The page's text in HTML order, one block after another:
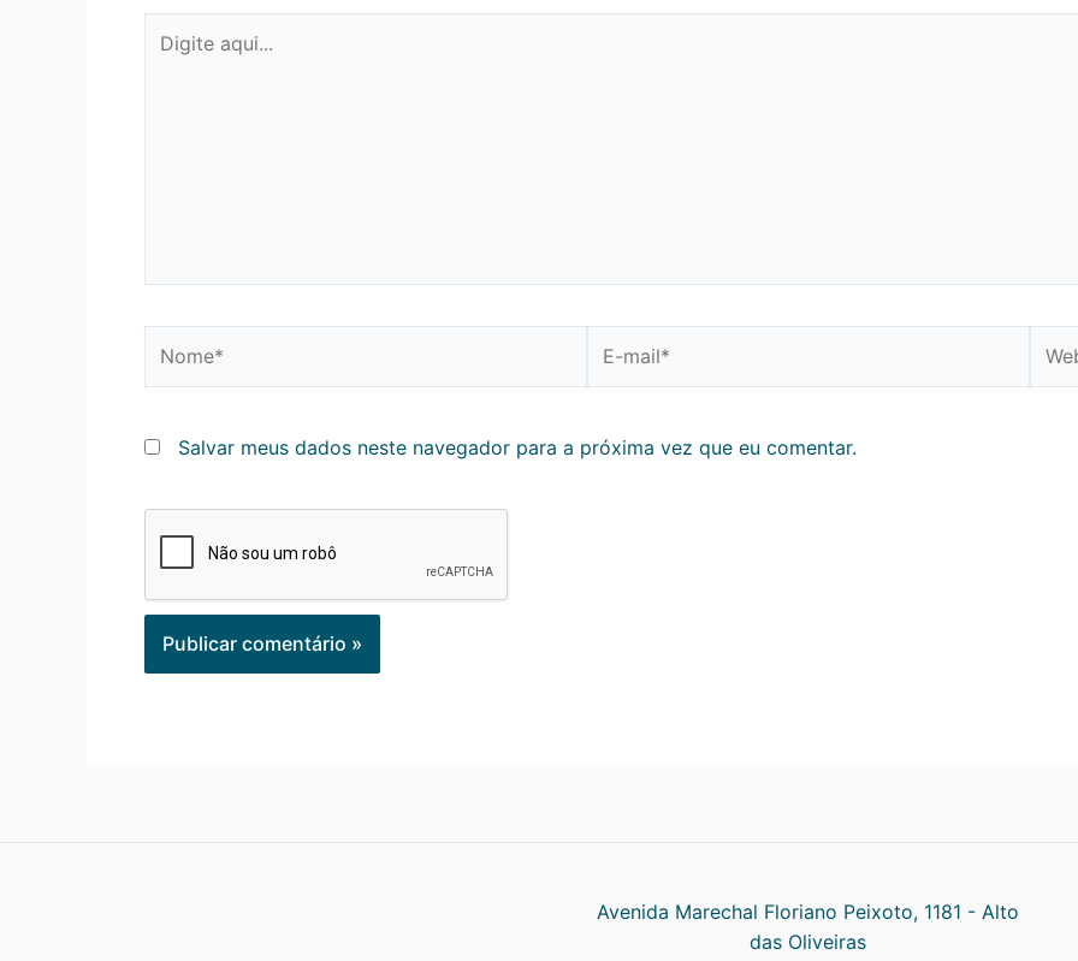
aqui...
mail*
Salvar meus dados neste navegador para a próxima vez que eu comentar.
Avenida Marechal Floriano Peixoto, 1181 - Alto
das Oliveiras